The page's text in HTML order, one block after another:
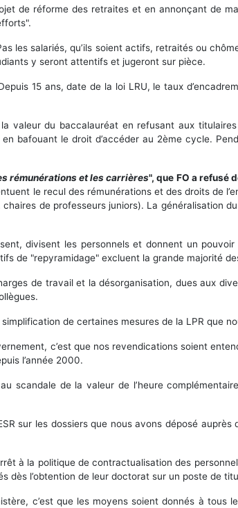
de réforme des retraites et en annonçant de
les salariés, qu’ils soient actifs, retraités ou
y seront attentifs et jugeront sur pièce.
15 ans, date de la loi LRU, le taux
valeur du baccalauréat en refusant aux
bafouant le droit d’accéder au 2ème cycle.
rémunérations et les carrières", que FO a refusé
le recul des rémunérations et des droits de
de professeurs juniors). La généralisation
divisent les personnels et donnent un
de "repyramidage" excluent la grande majorité
de travail et la désorganisation, dues aux
de certaines mesures de la LPR que
c’est que nos revendications soient
l’année 2000.
scandale de la valeur de l’heure
sur les dossiers que nous avons déposé
à la politique de contractualisation des
dès l’obtention de leur doctorat sur un poste de
c’est que les moyens soient donnés à tous